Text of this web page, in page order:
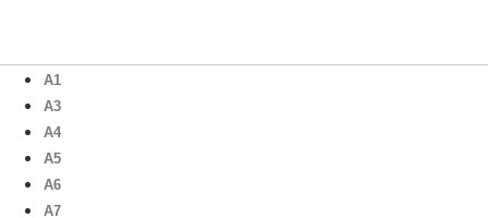
A1
A3
A4
A5
A6
A7